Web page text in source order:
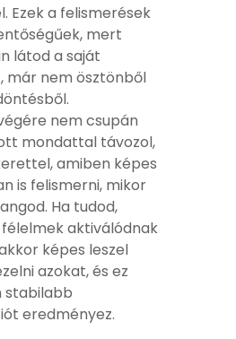
Ezek a felismerések
mert
látod a saját
már nem ösztönből
nem csupán
mondattal távozol,
amiben képes
is felismerni, mikor
Ha tudod,
aktiválódnak
képes leszel
azokat, és ez
stabilabb
eredményez.